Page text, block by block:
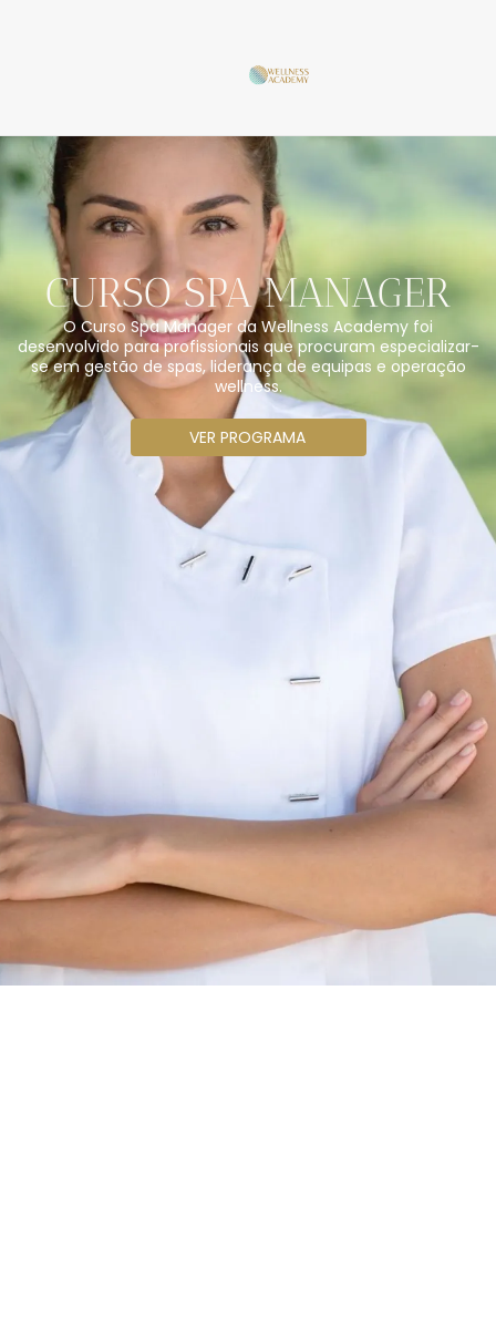
CURSO SPA MANAGER
O Curso Spa Manager da Wellness Academy foi
desenvolvido para profissionais que procuram especializar-
se em gestão de spas, liderança de equipas e operação
wellness.
VER PROGRAMA